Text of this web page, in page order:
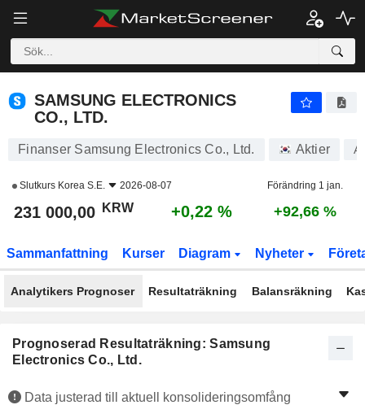
SAMSUNG ELECTRONICS
CO., LTD.
Finanser Samsung Electronics Co., Ltd. Aktier
Slutkurs Korea S.E. 2026-08-07 Förändring 1 jan.
231 000,00 KRW +0,22 % +92,66 %
Sammanfattning Kurser Diagram Nyheter
Analytikers Prognoser Resultaträkning Balansräkning
Prognoserad Resultaträkning: Samsung
Electronics Co., Ltd.
Data justerad till aktuell konsolideringsomfång